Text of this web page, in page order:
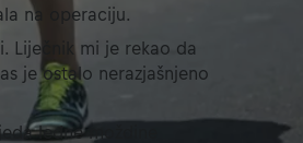
na operaciju.
Liječnik mi je rekao da
je ostalo nerazjašnjeno
leđne moždine